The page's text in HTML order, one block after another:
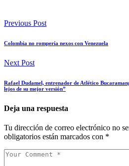
Previous Post
Colombia no rompería nexos con Venezuela
Next Post
Rafael Dudamel, entrenador de Atlético
lejos de su mejor versión”
Deja una respuesta
Tu dirección de correo electrónico no
obligatorios están marcados con *